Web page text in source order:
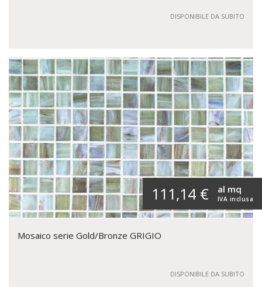
DISPONIBILE DA SUBITO
111,14 € IVA inclusa
al mq
Mosaico serie Gold/Bronze GRIGIO
DISPONIBILE DA SUBITO